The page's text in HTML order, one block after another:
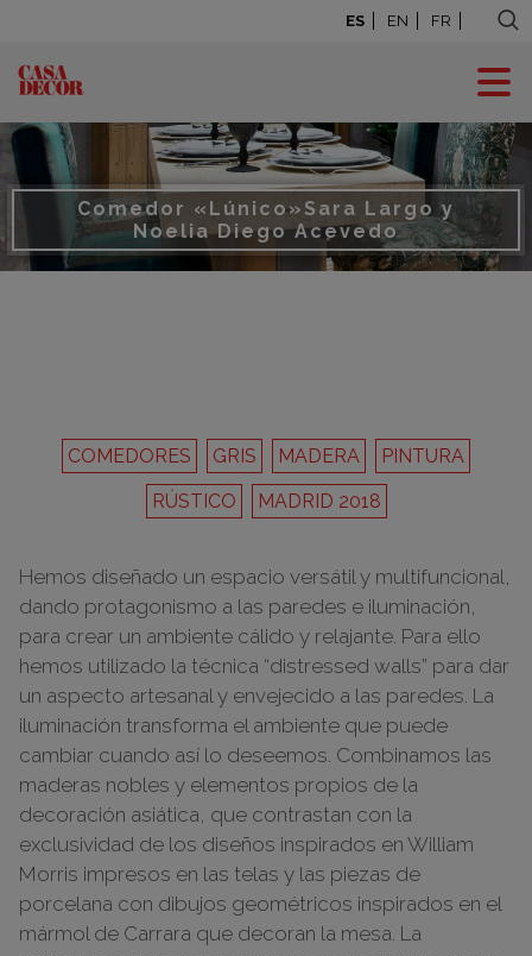
ES EN FR
Comedor «Lúnico» Sara Largo y
Noelia Diego Acevedo
COMEDORES GRIS MADERA
PINTURA
RÚSTICO
MADRID 2018
Hemos diseñado un espacio versátil y multifuncional,
dando protagonismo a las paredes e iluminación,
para crear un ambiente cálido y relajante. Para ello
hemos utilizado la técnica “distressed walls” para dar
un aspecto artesanal y envejecido a las paredes. La
iluminación transforma el ambiente que puede
cambiar cuando así lo deseemos. Combinamos las
maderas nobles y elementos propios de la
decoración asiática, que contrastan con la
exclusividad de los diseños inspirados en William
Morris impresos en las telas y las piezas de
porcelana con dibujos geométricos inspirados en el
mármol de Carrara que decoran la mesa. La